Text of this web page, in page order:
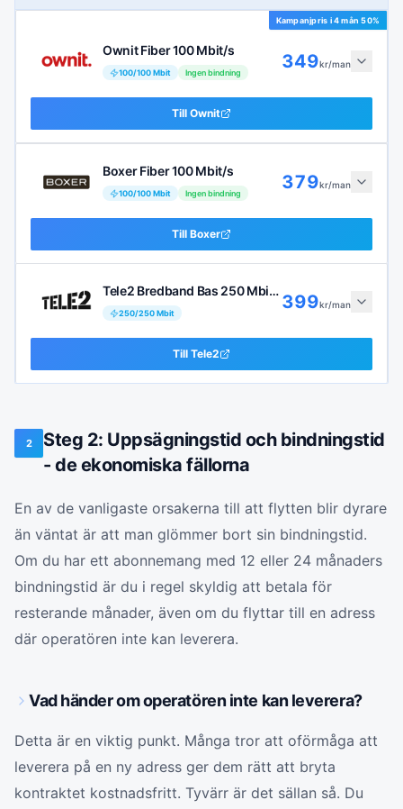
Kampanjpris i4 mån 50%
Ownit Fiber 100 Mbit/s
100/100Mbit Ingen bindning
349kr/man
Till Ownit
Boxer Fiber 100 Mbit/s
100/100Mbit Ingen bindning
379kr/man
Till Boxer
Tele2 Bredband Bas 250 Mbit/s
250/250Mbit
399kr/man
Till Tele2
2
Steg 2: Uppsägningstid och bindningstid
- de ekonomiska fällorna
En av de vanligaste orsakerna till att flytten blir dyrare
än väntat är att man glömmer bort sin bindningstid.
Om du har ett abonnemang med 12 eller 24 månaders
bindningstid är du i regel skyldig att betala för
resterande månader, även om du flyttar till en adress
där operatören inte kan leverera.
Vad händer om operatören inte kan leverera?
Detta är en viktig punkt. Många tror att oförmåga att
leverera på en ny adress ger dem rätt att bryta
kontraktet kostnadsfritt. Tyvärr är det sällan så. Du